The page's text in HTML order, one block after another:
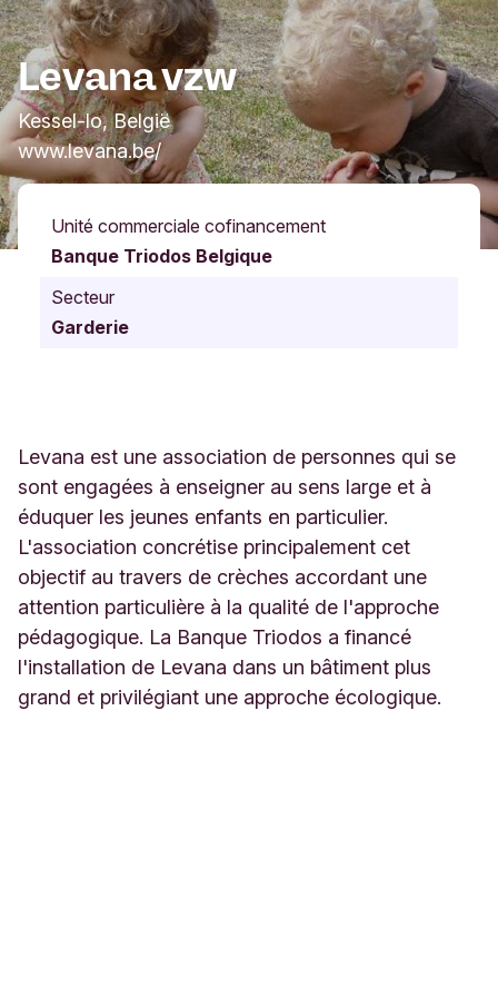
Levana vzw
Kessel-lo, België
www.levana.be/
Unité commerciale cofinancement
Banque Triodos Belgique
Secteur
Garderie
Levana est une association de personnes qui se
sont engagées à enseigner au sens large et à
éduquer les jeunes enfants en particulier.
L'association concrétise principalement cet
objectif au travers de crèches accordant une
attention particulière à la qualité de l'approche
pédagogique. La Banque Triodos a financé
l'installation de Levana dans un bâtiment plus
grand et privilégiant une approche écologique.